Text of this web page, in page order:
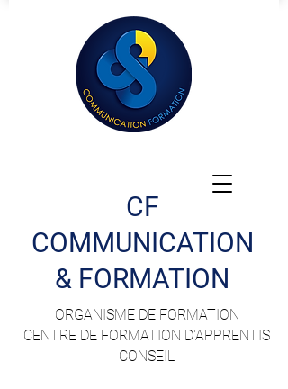
CF
COMMUNICATION
& FORMATION
ORGANISME DE FORMATION
CENTRE DE FORMATION D'APPRENTIS
CONSEIL